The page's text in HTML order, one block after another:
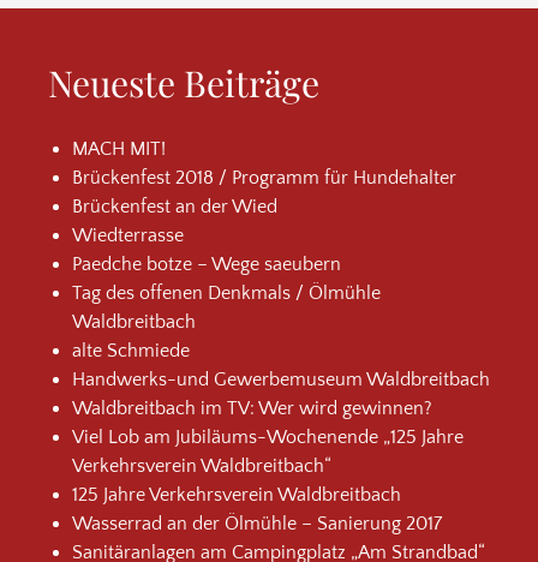
Neueste Beiträge
MACH MIT!
Brückenfest 2018 / Programm für Hundehalter
Brückenfest an der Wied
Wiedterrasse
Paedche botze – Wege saeubern
Tag des offenen Denkmals / Ölmühle
Waldbreitbach
alte Schmiede
Handwerks-und Gewerbemuseum Waldbreitbach
Waldbreitbach im TV: Wer wird gewinnen?
Viel Lob am Jubiläums-Wochenende „125 Jahre
Verkehrsverein Waldbreitbach“
125 Jahre Verkehrsverein Waldbreitbach
Wasserrad an der Ölmühle – Sanierung 2017
Sanitäranlagen am Campingplatz „Am Strandbad“